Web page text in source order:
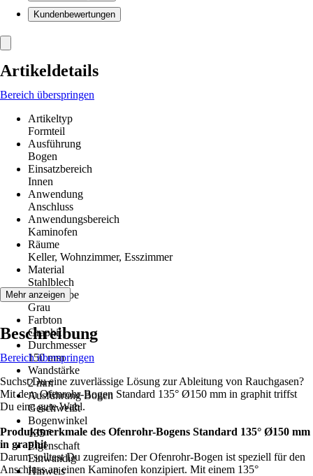
Kundenbewertungen
Artikeldetails
Bereich überspringen
Artikeltyp
Formteil
Ausführung
Bogen
Einsatzbereich
Innen
Anwendung
Anschluss
Anwendungsbereich
Kaminofen
Räume
Keller, Wohnzimmer, Esszimmer
Material
Stahlblech
Grundfarbe
Grau
Farbton
Graphit
Durchmesser
150 mm
Wandstärke
2 mm
Ausführung Bogen
Geschweißt
Bogenwinkel
135 °
Eigenschaft
Einwandig
Hinweis
Mehr anzeigen
Beschreibung
Bereich überspringen
Suchst Du eine zuverlässige Lösung zur Ableitung von Rauchgasen?
Mit dem Ofenrohr-Bogen Standard 135° Ø150 mm in graphit triffst
Du eine gute Wahl.
Produktmerkmale des Ofenrohr-Bogens Standard 135° Ø150 mm
in graphit
Darum solltest Du zugreifen: Der Ofenrohr-Bogen ist speziell für den
Anschluss an einen Kaminofen konzipiert. Mit einem 135°